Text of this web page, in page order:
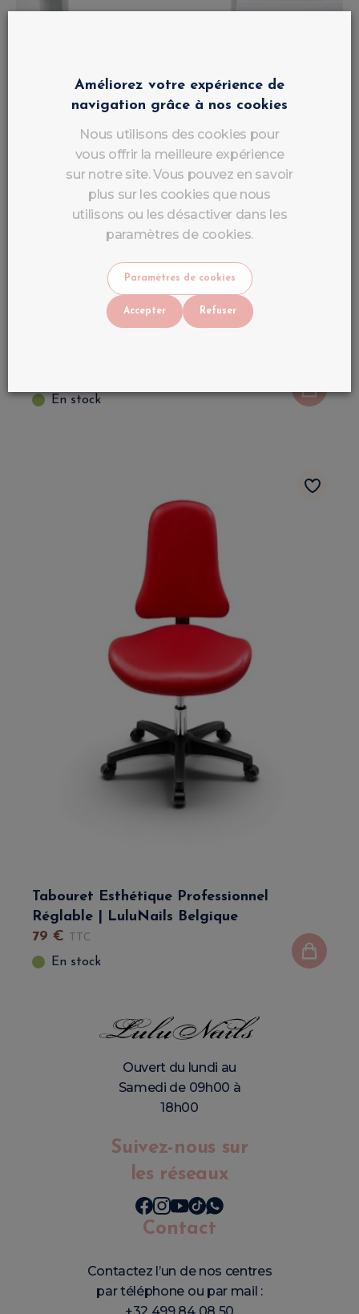
Table Manucure Professionnelle avec
En stock
Tabouret Esthétique Professionnel
Réglable | LuluNails Belgique
79 € TTC
En stock
Ouvert du lundi au
Samedi de 09h00 à
18h00
Suivez-nous sur
les réseaux
Contact
Contactez l’un de nos centres
par téléphone ou par mail :
Améliorez votre expérience de
navigation grâce à nos cookies
Nous utilisons des cookies pour
vous offrir la meilleure expérience
sur notre site. Vous pouvez en savoir
plus sur les cookies que nous
utilisons ou les désactiver dans les
paramètres de cookies.
Paramètres de cookies
Accepter Refuser